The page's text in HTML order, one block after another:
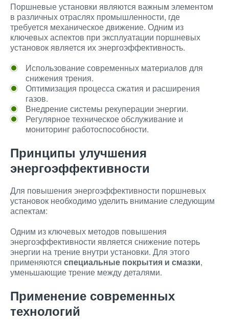
Поршневые установки являются важным элементом
в различных отраслях промышленности, где
требуется механическое движение. Одним из
ключевых аспектов при эксплуатации поршневых
установок является их энергоэффективность.
Использование современных материалов для
снижения трения.
Оптимизация процесса сжатия и расширения
газов.
Внедрение системы рекуперации энергии.
Регулярное техническое обслуживание и
мониторинг работоспособности.
Принципы улучшения
энергоэффективности
Для повышения энергоэффективности поршневых
установок необходимо уделить внимание следующим
аспектам:
Одним из ключевых методов повышения
энергоэффективности является снижение потерь
энергии на трение внутри установки. Для этого
применяются специальные покрытия и смазки,
уменьшающие трение между деталями.
Применение современных
технологий